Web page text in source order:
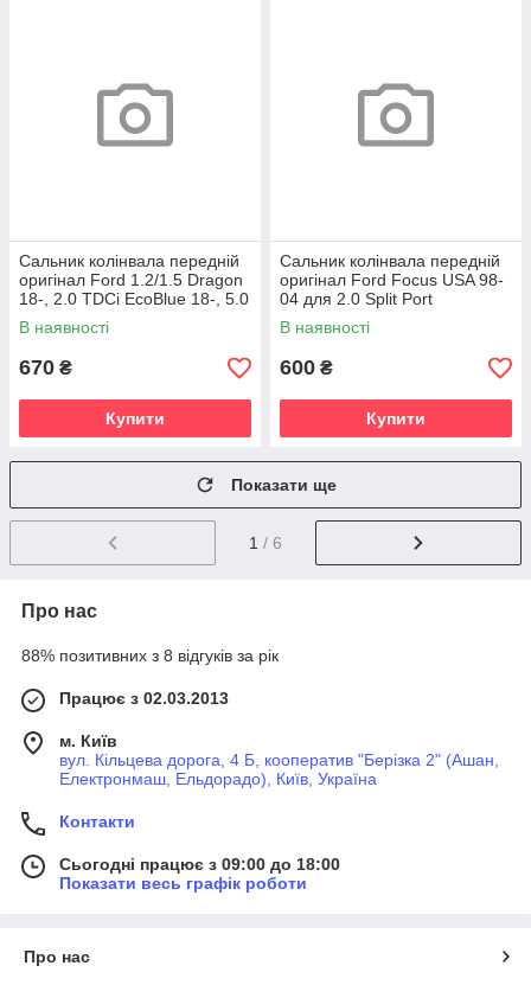
Сальник колінвала передній
оригінал Ford 1.2/1.5 Dragon
18-, 2.0 TDCi EcoBlue 18-, 5.0
V8 17-
В наявності
670 ₴
Купити
Сальник колінвала передній
оригінал Ford Focus USA 98-
04 для 2.0 Split Port
В наявності
600 ₴
Купити
Показати ще
1 / 6
Про нас
88% позитивних з 8 відгуків за рік
Працює з 02.03.2013
м. Київ
вул. Кільцева дорога, 4 Б, кооператив "Берізка 2" (Ашан,
Електронмаш, Ельдорадо), Київ, Україна
Контакти
Сьогодні працює з 09:00 до 18:00
Показати весь графік роботи
Про нас